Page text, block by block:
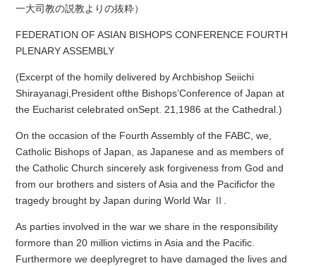
一大司教の説教よりの抜粋）
FEDERATION OF ASIAN BISHOPS CONFERENCE FOURTH
PLENARY ASSEMBLY
(Excerpt of the homily delivered by Archbishop Seiichi
Shirayanagi,President ofthe Bishops’Conference of Japan at
the Eucharist celebrated onSept. 21,1986 at the Cathedral.)
On the occasion of the Fourth Assembly of the FABC, we,
Catholic Bishops of Japan, as Japanese and as members of
the Catholic Church sincerely ask forgiveness from God and
from our brothers and sisters of Asia and the Pacificfor the
tragedy brought by Japan during World War Ⅱ.
As parties involved in the war we share in the responsibility
formore than 20 million victims in Asia and the Pacific.
Furthermore we deeplyregret to have damaged the lives and